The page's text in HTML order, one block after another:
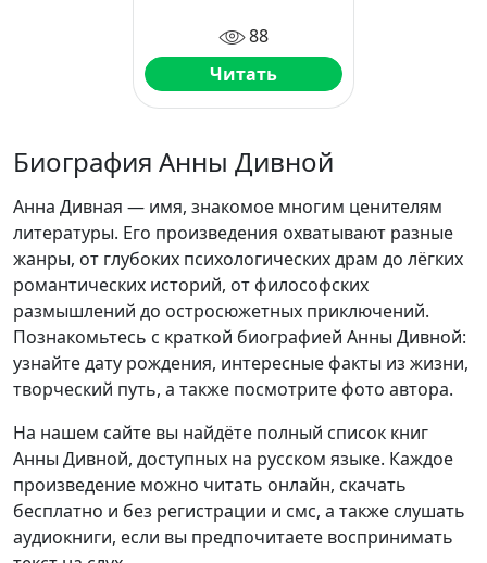
88
Читать
Биография Анны Дивной
Анна Дивная — имя, знакомое многим ценителям
литературы. Его произведения охватывают разные
жанры, от глубоких психологических драм до лёгких
романтических историй, от философских
размышлений до остросюжетных приключений.
Познакомьтесь с краткой биографией Анны Дивной:
узнайте дату рождения, интересные факты из жизни,
творческий путь, а также посмотрите фото автора.
На нашем сайте вы найдёте полный список книг
Анны Дивной, доступных на русском языке. Каждое
произведение можно читать онлайн, скачать
бесплатно и без регистрации и смс, а также слушать
аудиокниги, если вы предпочитаете воспринимать